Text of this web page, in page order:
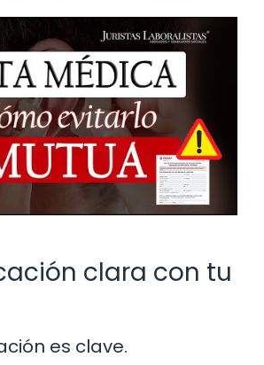
clara con tu
es clave.